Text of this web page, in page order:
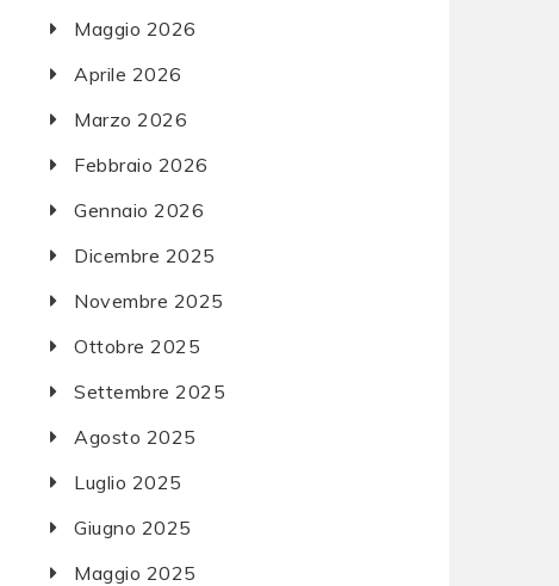
Maggio 2026
Aprile 2026
Marzo 2026
Febbraio 2026
Gennaio 2026
Dicembre 2025
Novembre 2025
Ottobre 2025
Settembre 2025
Agosto 2025
Luglio 2025
Giugno 2025
Maggio 2025